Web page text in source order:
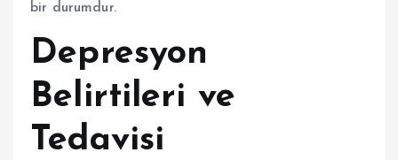
bir durumdur.
Depresyon
Belirtileri ve
Tedavisi